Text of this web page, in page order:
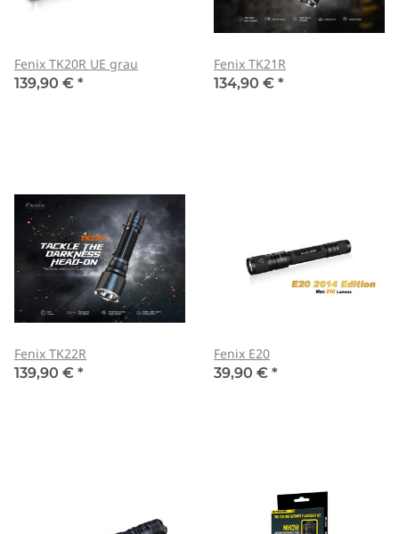
Fenix TK20R UE grau
139,90 € *
Fenix TK21R
134,90 € *
Fenix TK22R
139,90 € *
Fenix E20
39,90 € *